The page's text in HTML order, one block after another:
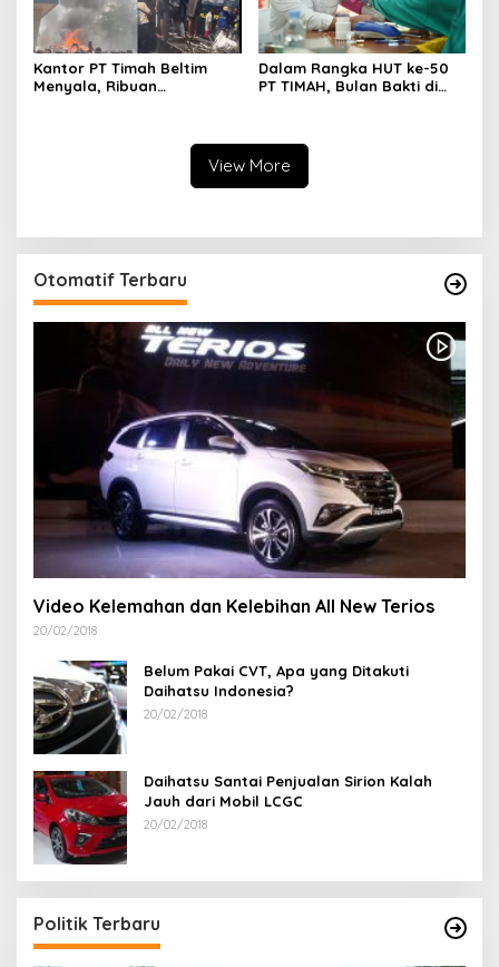
Kantor PT Timah Beltim
Menyala, Ribuan
Dalam Rangka HUT ke-50
PT TIMAH, Bulan Bakti di
View More
Otomatif Terbaru
Video Kelemahan dan Kelebihan All New Terios
20/02/2018
Belum Pakai CVT, Apa yang Ditakuti
Daihatsu Indonesia?
20/02/2018
Daihatsu Santai Penjualan Sirion Kalah
Jauh dari Mobil LCGC
20/02/2018
Politik Terbaru